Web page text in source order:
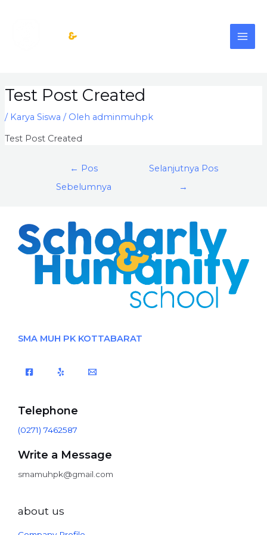
Test Post Created
/ Karya Siswa / Oleh adminmuhpk
Test Post Created
navigation
← Pos
Sebelumnya
Selanjutnya Pos
→
SMA MUH PK KOTTABARAT
Telephone
(0271) 7462587
Write a Message
smamuhpk@gmail.com
about us